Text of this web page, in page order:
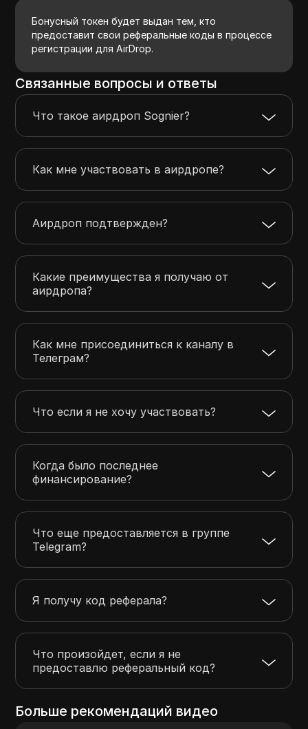
Бонусный токен будет выдан тем, кто
предоставит свои реферальные коды в процессе
регистрации для AirDrop.
Связанные вопросы и ответы
Что такое аирдроп Sognier?
Как мне участвовать в аирдропе?
Аирдроп подтвержден?
Какие преимущества я получаю от
аирдропа?
Как мне присоединиться к каналу в
Телеграм?
Что если я не хочу участвовать?
Когда было последнее
финансирование?
Что еще предоставляется в группе
Telegram?
Я получу код реферала?
Что произойдет, если я не
предоставлю реферальный код?
Больше рекомендаций видео